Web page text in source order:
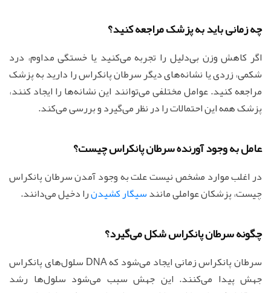
چه زمانی باید به پزشک مراجعه کنید؟
اگر کاهش وزن بی‌دلیل را تجربه می‌کنید یا خستگی مداوم، درد
شکمی، زردی یا نشانه‌های دیگر سرطان پانکراس را دارید به پزشک
مراجعه کنید. عوامل مختلفی می‌توانند این نشانه‌ها را ایجاد کنند،
پزشک همه این احتمالات را در نظر می‌گیرد و بررسی می‌کند.
عامل به وجود آورنده سرطان پانکراس چیست؟
در اغلب موارد مشخص نیست علت به وجود آمدن سرطان پانکراس
چیست، پزشکان عواملی مانندسیگارکشیدنرا دخیل می‌دانند.
چگونه سرطان پانکراس شکل می‌گیرد؟
سرطان پانکراس زمانی ایجاد می‌شود که DNA سلول‌های پانکراس
جهش پیدا می‌کنند. این جهش سبب می‌شود سلول‌ها رشد